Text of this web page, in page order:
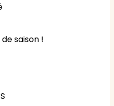
saison !